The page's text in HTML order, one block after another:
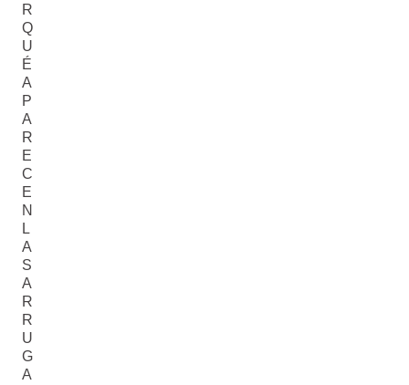
R
Q
U
É
A
P
A
R
E
C
E
N
L
A
S
A
R
R
U
G
A